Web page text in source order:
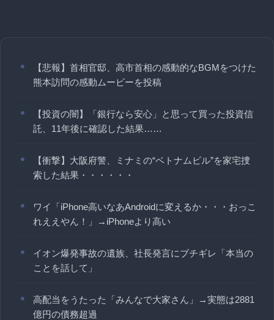
【悲報】首相官邸、高市首相の感動的なBGMをつけた
熊本訪問の感動ムービーを投稿
【投資の闇】「銀行なら安心」と思って買った投資信
託、11年後に確認した結果……
【衝撃】大阪府警、ミナミの“ベトナムビル”を家宅捜
索した結果・・・・・・
ワイ「iPhone高いなあAndroidに変えるか・・・おっこ
れええやん！」→iPhoneより高い
イオン爆発事故の遺族、社長発言にブチギレ「本当の
ことを話して」
高配当をうたった「みんなで大家さん」→実態は2881
億円の債務超過